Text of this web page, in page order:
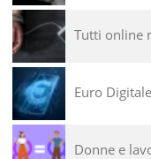
Tutti online
Euro
Donne e